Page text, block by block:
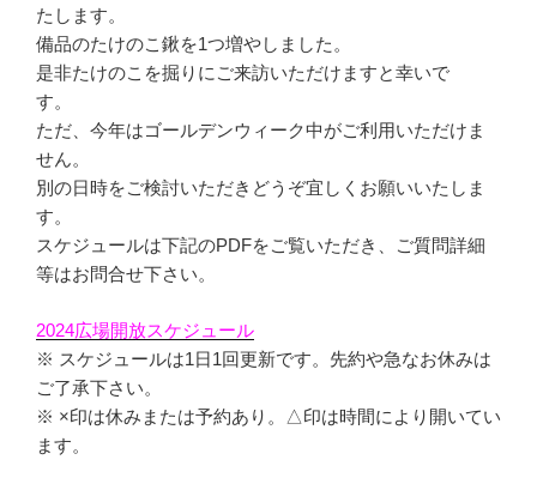
たします。
備品のたけのこ鍬を1つ増やしました。
是非たけのこを掘りにご来訪いただけますと幸いで
す。
ただ、今年はゴールデンウィーク中がご利用いただけま
せん。
別の日時をご検討いただきどうぞ宜しくお願いいたしま
す。
スケジュールは下記のPDFをご覧いただき、ご質問詳細
等はお問合せ下さい。
2024広場開放スケジュール
※ スケジュールは1日1回更新です。先約や急なお休みは
ご了承下さい。
※ ×印は休みまたは予約あり。△印は時間により開いてい
ます。